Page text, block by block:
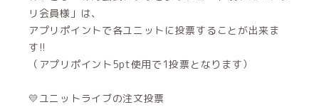
リ会員様」は、
アプリポイントで各ユニットに投票することが出来ま
す!!
（アプリポイント5pt使用で1投票となります）
💛ユニットライブの注文投票